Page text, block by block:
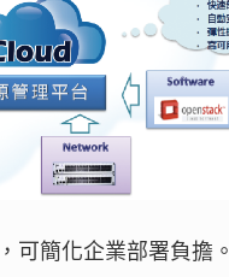
簡化企業部署負擔。